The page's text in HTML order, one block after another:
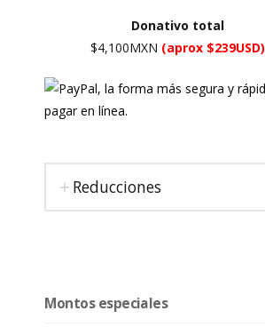
Donativo total
$4,100MXN (aprox $239USD)
Reducciones
Montos especiales